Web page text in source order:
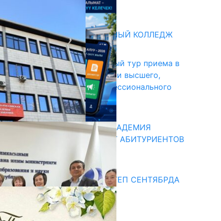
БИШКЕКСКИЙ УНИВЕРСАЛЬНЫЙ КОЛЛЕДЖ
17.07.2026
В Кыргызстане начался первый тур приема в
образовательные организации высшего,
среднего и начального профессионального
образования
13.07.2026
КЫРГЫЗКО-РОССИЙСКАЯ АКАДЕМИЯ
ОБРАЗОВАНИЯ ПРИГЛАШАЕТ АБИТУРИЕНТОВ
10.07.2026
СУЗАКТА 750 ОРУНДУУ МЕКТЕП СЕНТЯБРДА
ПАЙДАЛАНУУГА БЕРИЛЕТ
07.08.2025